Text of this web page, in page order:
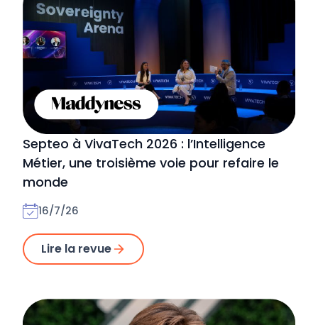
Septeo à VivaTech 2026 : l’Intelligence
Métier, une troisième voie pour refaire le
monde
16/7/26
Lire la revue